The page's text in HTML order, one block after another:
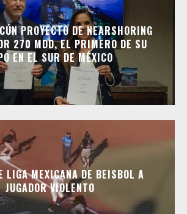
PROYECTO DE NEARSHORING
270 MDD, EL PRIMERO DE SU
EN EL SUR DE MÉXICO
LIGA MEXICANA DE BEISBOL A
JUGADOR VIOLENTO